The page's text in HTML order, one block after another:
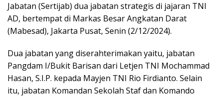
Jabatan (Sertijab) dua jabatan strategis di jajaran TNI
AD, bertempat di Markas Besar Angkatan Darat
(Mabesad), Jakarta Pusat, Senin (2/12/2024).
Dua jabatan yang diserahterimakan yaitu, jabatan
Pangdam I/Bukit Barisan dari Letjen TNI Mochammad
Hasan, S.I.P. kepada Mayjen TNI Rio Firdianto. Selain
itu, jabatan Komandan Sekolah Staf dan Komando